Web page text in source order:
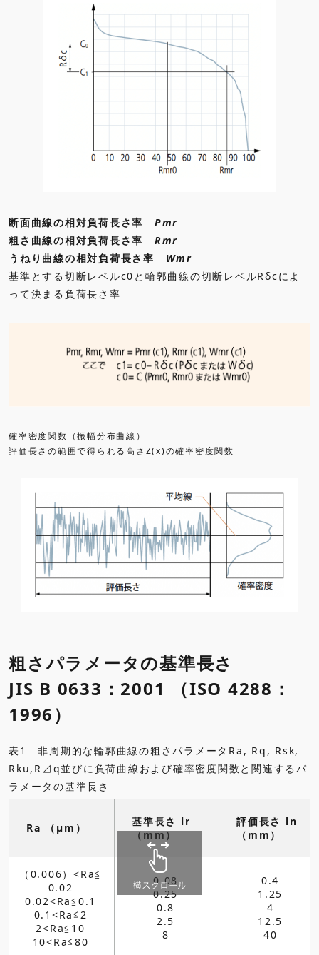
断面曲線の相対負荷長さ率 Pmr
粗さ曲線の相対負荷長さ率 Rmr
うねり曲線の相対負荷長さ率 Wmr
基準とする切断レベルc0と輪郭曲線の切断レベルRδcによ
って決まる負荷長さ率
確率密度関数（振幅分布曲線）
評価長さの範囲で得られる高さZ(x)の確率密度関数
粗さパラメータの基準長さ
JIS B 0633：2001 （ISO 4288：
1996）
表1 非周期的な輪郭曲線の粗さパラメータRa, Rq, Rsk,
Rku,R⊿q並びに負荷曲線および確率密度関数と関連するパ
ラメータの基準長さ
Ra （μm）
基準長さ lr
（mm）
評価長さ ln
（mm）
（0.006）<Ra≦
0.02
0.02<Ra≦0.1
0.1<Ra≦2
2<Ra≦10
10<Ra≦80
0.08
0.25
0.8
2.5
8
0.4
1.25
4
12.5
40